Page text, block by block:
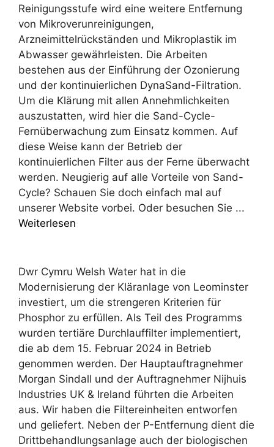
Reinigungsstufe wird eine weitere Entfernung
von Mikroverunreinigungen,
Arzneimittelrückständen und Mikroplastik im
Abwasser gewährleisten. Die Arbeiten
bestehen aus der Einführung der Ozonierung
und der kontinuierlichen DynaSand-Filtration.
Um die Klärung mit allen Annehmlichkeiten
auszustatten, wird hier die Sand-Cycle-
Fernüberwachung zum Einsatz kommen. Auf
diese Weise kann der Betrieb der
kontinuierlichen Filter aus der Ferne überwacht
werden. Neugierig auf alle Vorteile von Sand-
Cycle? Schauen Sie doch einfach mal auf
unserer Website vorbei. Oder besuchen Sie ...
Weiterlesen
Dwr Cymru Welsh Water hat in die
Modernisierung der Kläranlage von Leominster
investiert, um die strengeren Kriterien für
Phosphor zu erfüllen. Als Teil des Programms
wurden tertiäre Durchlauffilter implementiert,
die ab dem 15. Februar 2024 in Betrieb
genommen werden. Der Hauptauftragnehmer
Morgan Sindall und der Auftragnehmer Nijhuis
Industries UK & Ireland führten die Arbeiten
aus. Wir haben die Filtereinheiten entworfen
und geliefert. Neben der P-Entfernung dient die
Drittbehandlungsanlage auch der biologischen